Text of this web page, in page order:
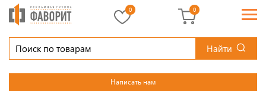
Найти
Написать нам
0 0